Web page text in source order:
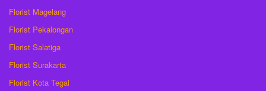
Florist Magelang
Florist Pekalongan
Florist Salatiga
Florist Surakarta
Florist Kota Tegal